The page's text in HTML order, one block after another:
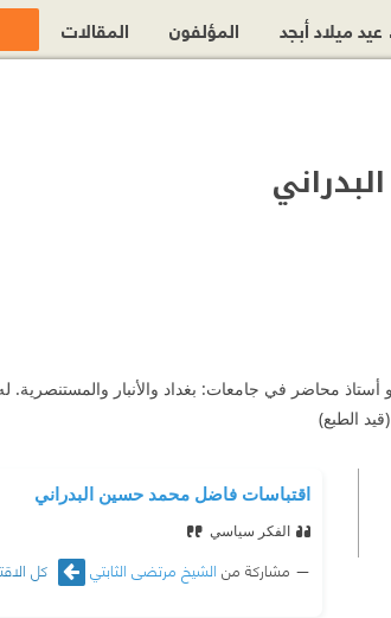
محاضر في جامعات: بغداد والأنبار
الطبع)
اقتباسات فاضل محمد حسين البدراني
الفكر سياسي
مشاركة من الشيخ مرتضى الثابتي كل
ميلاد أبجد المؤلفون المقالات